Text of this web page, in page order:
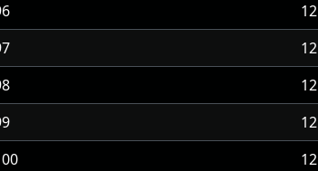
12
12
12
12
12